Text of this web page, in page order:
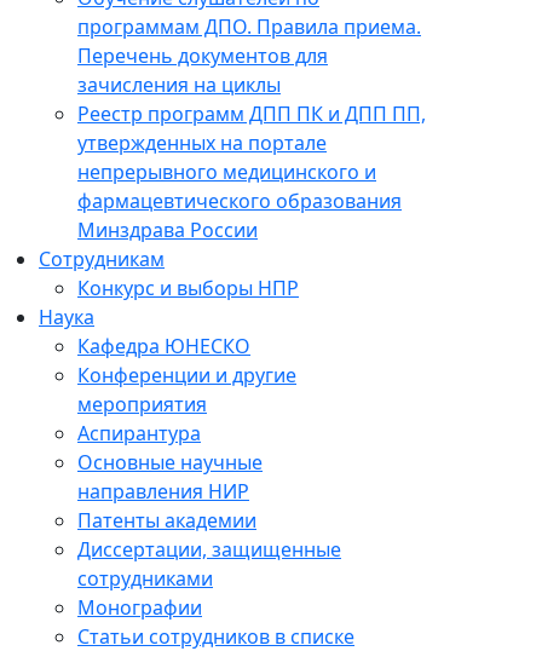
программам ДПО. Правила приема.
Перечень документов для
зачисления на циклы
Реестр программ ДПП ПК и ДПП ПП,
утвержденных на портале
непрерывного медицинского и
фармацевтического образования
Минздрава России
Сотрудникам
Конкурс и выборы НПР
Наука
Кафедра ЮНЕСКО
Конференции и другие
мероприятия
Аспирантура
Основные научные
направления НИР
Патенты академии
Диссертации, защищенные
сотрудниками
Монографии
Статьи сотрудников в списке